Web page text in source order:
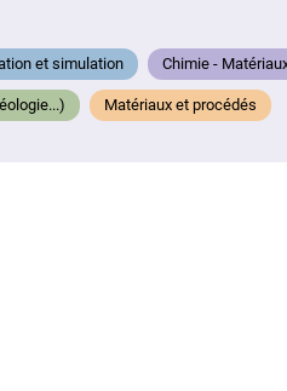
Votre
et simulation Chimie -
Matériaux et procédés